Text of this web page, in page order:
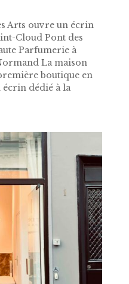
Arts ouvre un écrin
Cloud Pont des
Parfumerie à
La maison
boutique en
dédié à la